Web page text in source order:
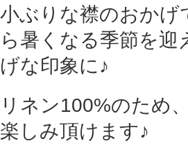
小ぶりな襟のおかげ
ら暑くなる季節を
げな印象に♪
リネン100%のため
楽しみ頂けます♪